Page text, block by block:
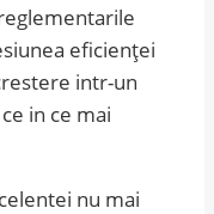
eficienței
intr-un
in ce mai
nu mai